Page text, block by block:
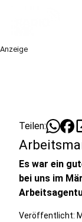
Anzeige
Teilen:
Es war ein
bei uns im
Veröffentlicht: